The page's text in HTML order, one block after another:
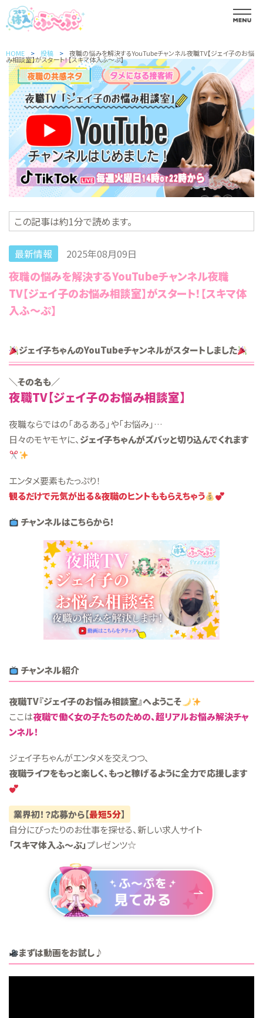
使い方 03月11日
HOME 投稿 夜職の悩みを解決するYouTubeチャンネル夜職TV【ジェイ子のお悩
み相談室】がスタート！【スキマ体入ふ～ぷ】
この記事は約1分で読めます。
最新情報 2025年08月09日
夜職の悩みを解決するYouTubeチャンネル夜職
TV【ジェイ子のお悩み相談室】がスタート！【スキマ体
入ふ～ぷ】
ジェイ子ちゃんのYouTubeチャンネルがスタートしました
＼その名も／
夜職TV【ジェイ子のお悩み相談室】
夜職ならではの「あるある」や「お悩み」…
日々のモヤモヤに、 ジェイ子ちゃんがズバッと切り込んでくれます
エンタメ要素もたっぷり！
観るだけで元気が出る＆夜職のヒントももらえちゃう
チャンネルはこちらから！
チャンネル紹介
夜職TV『ジェイ子のお悩み相談室』へようこそ
ここは夜職で働く女の子たちのための、超リアルお悩み解決チャ
ンネル！
ジェイ子ちゃんがエンタメを交えつつ、
夜職ライフをもっと楽しく、もっと稼げるように全力で応援します
業界初！？応募から【最短5分】
自分にぴったりのお仕事を探せる、新しい求人サイト
「スキマ体入ふ〜ぷ」プレゼンツ☆
まずは動画をお試し♪